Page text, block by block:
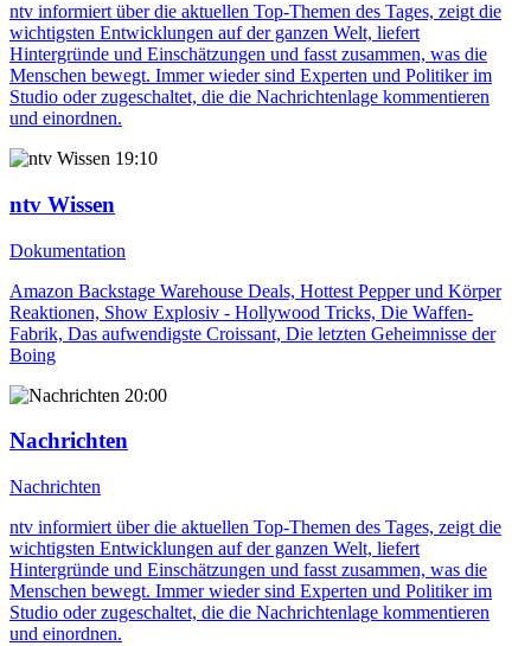
ntv informiert über die aktuellen Top-Themen des Tages, zeigt die
wichtigsten Entwicklungen auf der ganzen Welt, liefert
Hintergründe und Einschätzungen und fasst zusammen, was die
Menschen bewegt. Immer wieder sind Experten und Politiker im
Studio oder zugeschaltet, die die Nachrichtenlage kommentieren
und einordnen.
19:10
ntv Wissen
Dokumentation
Amazon Backstage Warehouse Deals, Hottest Pepper und Körper
Reaktionen, Show Explosiv - Hollywood Tricks, Die Waffen-
Fabrik, Das aufwendigste Croissant, Die letzten Geheimnisse der
Boing
20:00
Nachrichten
Nachrichten
ntv informiert über die aktuellen Top-Themen des Tages, zeigt die
wichtigsten Entwicklungen auf der ganzen Welt, liefert
Hintergründe und Einschätzungen und fasst zusammen, was die
Menschen bewegt. Immer wieder sind Experten und Politiker im
Studio oder zugeschaltet, die die Nachrichtenlage kommentieren
und einordnen.